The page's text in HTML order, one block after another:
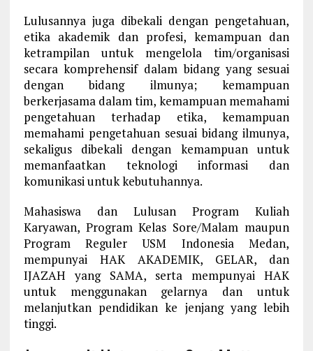
Lulusannya juga dibekali dengan pengetahuan,
etika akademik dan profesi, kemampuan dan
ketrampilan untuk mengelola tim/organisasi
secara komprehensif dalam bidang yang sesuai
dengan bidang ilmunya; kemampuan
berkerjasama dalam tim, kemampuan memahami
pengetahuan terhadap etika, kemampuan
memahami pengetahuan sesuai bidang ilmunya,
sekaligus dibekali dengan kemampuan untuk
memanfaatkan teknologi informasi dan
komunikasi untuk kebutuhannya.
Mahasiswa dan Lulusan Program Kuliah
Karyawan, Program Kelas Sore/Malam maupun
Program Reguler USM Indonesia Medan,
mempunyai HAK AKADEMIK, GELAR, dan
IJAZAH yang SAMA, serta mempunyai HAK
untuk menggunakan gelarnya dan untuk
melanjutkan pendidikan ke jenjang yang lebih
tinggi.